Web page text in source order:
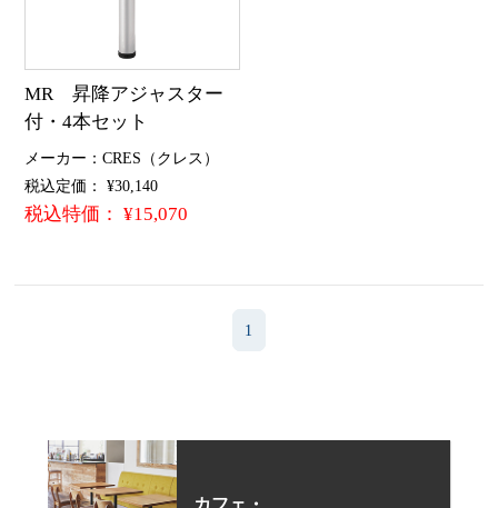
MR 昇降アジャスター
付・4本セット
メーカー：CRES（クレス）
税込定価： ¥30,140
税込特価： ¥15,070
1